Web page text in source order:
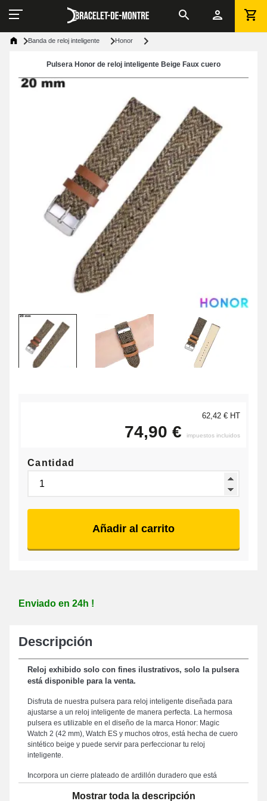
Banda de reloj inteligente Honor
Pulsera Honor de reloj inteligente Beige Faux cuero
62,42 € HT
74,90 € impuestos incluidos
Cantidad
Añadir al carrito
Enviado en 24h !
Descripción
Reloj exhibido solo con fines ilustrativos, solo la pulsera
está disponible para la venta.
Disfruta de nuestra pulsera para reloj inteligente diseñada para
ajustarse a un reloj inteligente de manera perfecta. La hermosa
pulsera es utilizable en el diseño de la marca Honor: Magic
Watch 2 (42 mm), Watch ES y muchos otros, está hecha de cuero
sintético beige y puede servir para perfeccionar tu reloj
inteligente.
Incorpora un cierre plateado de ardillón duradero que está
confiable. Gracias a la proporción de 20 mm perfectamente
Mostrar toda la descripción